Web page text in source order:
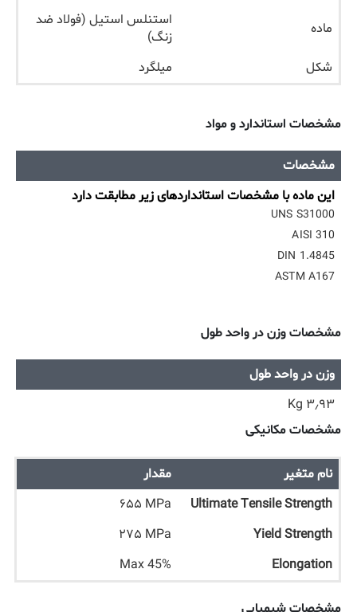
ماده
استنلس استیل (فولاد ضد
زنگ)
شکل
میلگرد
مشخصات استاندارد و مواد
مشخصات
این ماده با مشخصات استانداردهای زیر مطابقت دارد
UNS S31000
AISI 310
DIN 1.4845
ASTM A167
مشخصات وزن در واحد طول
وزن در واحد طول
۳٫۹۳ Kg
مشخصات مکانیکی
نام متغیر
مقدار
Ultimate Tensile Strength
۶۵۵ MPa
Yield Strength
۲۷۵ MPa
Elongation
Max 45%